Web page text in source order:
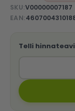
SKU V00000007187
EAN
Telli